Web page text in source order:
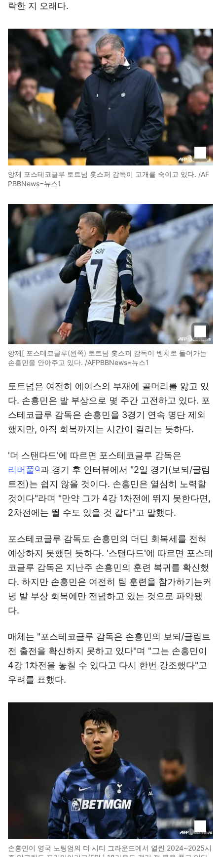
락한 지 오래다.
앙제 포스테코글루 토트넘 홋스퍼 감독이 고개를 숙이고 있다. /AF
PBBNews=뉴스1
앙제[ 포스테코글루(왼쪽) 토트넘 홋스퍼 감독이 벤치로 들어가는
손흥민을 안아주고 있다. /AFPBBNews=뉴스1
토트넘은 여전히 에이스의 부재에 골머리를 앓고 있
다. 손흥민은 발 부상으로 몇 주간 고전하고 있다. 포
스테코글루 감독은 손흥민을 3경기 연속 명단 제외
했지만, 아직 회복까지는 시간이 걸리는 듯하다.
'더 스탠다드'에 따르면 포스테코글루 감독은
리버풀
과 경기 후 인터뷰에서 "2일 경기(보되/글림
트전)는 쉽지 않을 것이다. 손흥민은 열심히 노력할
것이다"라며 "만약 그가 4강 1차전에 뛰지 못한다면,
2차전에는 뛸 수도 있을 것 같다"고 말했다.
포스테코글루 감독도 손흥민의 더딘 회복세를 전혀
예상하지 못했던 듯하다. '스탠다드'에 따르면 포스테
코글루 감독은 지난주 손흥민의 훈련 복귀를 확신했
다. 하지만 손흥민은 여전히 팀 훈련을 참가하기는커
녕 발 부상 회복에만 전념하고 있는 것으로 파악됐
다.
매체는 "포스테코글루 감독은 손흥민의 보되/글림트
전 출전을 확신하지 못하고 있다"며 "그는 손흥민이
4강 1차전을 놓칠 수 있다고 다시 한번 강조했다"고
우려를 표했다.
손흥민이 영국 노팅엄의 더 시티 그라운드에서 열린 2024~2025시